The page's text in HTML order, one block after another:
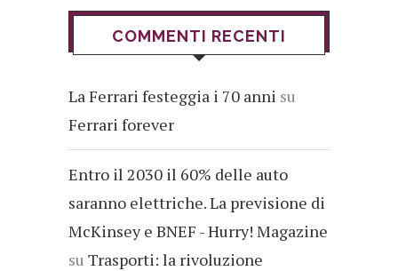
COMMENTI RECENTI
La Ferrari festeggia i 70 anni su
Ferrari forever
Entro il 2030 il 60% delle auto
saranno elettriche. La previsione di
McKinsey e BNEF - Hurry! Magazine
su Trasporti: la rivoluzione